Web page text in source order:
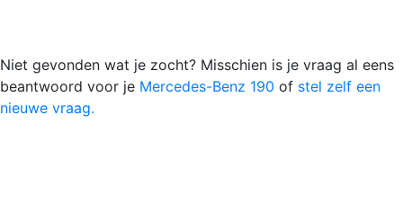
Niet gevonden wat je zocht? Misschien is je vraag al eens
beantwoord voor je Mercedes-Benz 190 of stel zelf een
nieuwe vraag.